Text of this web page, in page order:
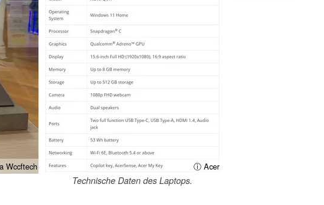
Wccftech ⓘ Acer
Technische Daten des Laptops.